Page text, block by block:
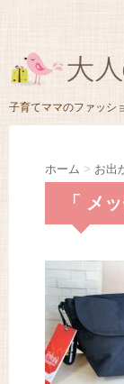
子育てママのファッシ
ホーム > お出
「 メ